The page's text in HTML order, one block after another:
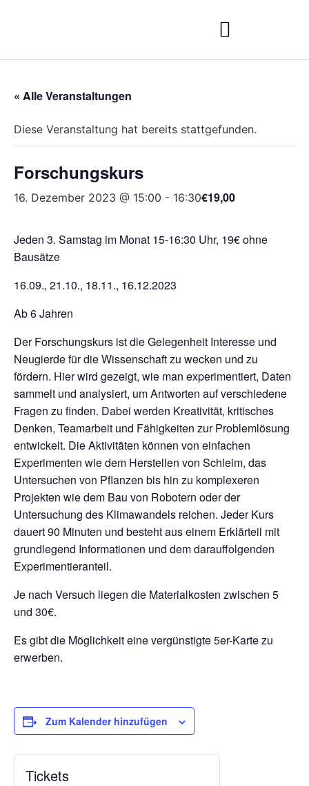
« Alle Veranstaltungen
Diese Veranstaltung hat bereits stattgefunden.
Forschungskurs
16. Dezember 2023 @ 15:00 - 16:30€19,00
Jeden 3. Samstag im Monat 15-16:30 Uhr, 19€ ohne
Bausätze
16.09., 21.10., 18.11., 16.12.2023
Ab 6 Jahren
Der Forschungskurs ist die Gelegenheit Interesse und
Neugierde für die Wissenschaft zu wecken und zu
fördern. Hier wird gezeigt, wie man experimentiert, Daten
sammelt und analysiert, um Antworten auf verschiedene
Fragen zu finden. Dabei werden Kreativität, kritisches
Denken, Teamarbeit und Fähigkeiten zur Problemlösung
entwickelt. Die Aktivitäten können von einfachen
Experimenten wie dem Herstellen von Schleim, das
Untersuchen von Pflanzen bis hin zu komplexeren
Projekten wie dem Bau von Robotern oder der
Untersuchung des Klimawandels reichen. Jeder Kurs
dauert 90 Minuten und besteht aus einem Erklärteil mit
grundlegend Informationen und dem darauffolgenden
Experimentieranteil.
Je nach Versuch liegen die Materialkosten zwischen 5
und 30€.
Es gibt die Möglichkeit eine vergünstigte 5er-Karte zu
erwerben.
Zum Kalender hinzufügen
Tickets